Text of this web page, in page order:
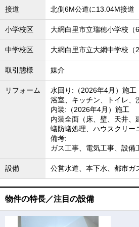
接道 北側6M公道に13.04M接道
小学校区 大網白里市立瑞穂小学校（
中学校区 大網白里市立大網中学校（
取引態様 媒介
リフォーム
水回り:（2026年4月）施工
浴室、キッチン、トイレ、
内装:（2026年4月）施工
内装全面（床、壁、天井、
蟻防蟻処理、ハウスクリー
備考:
ガス工事、電気工事、設備
設備 公営水道、本下水、都市ガ
物件の特長／注目の設備